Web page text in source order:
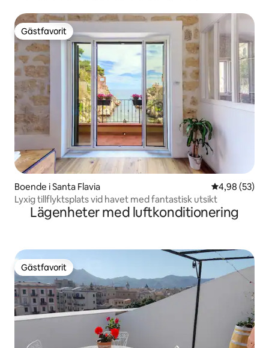
Gästfavorit
Gästfavorit
Boende i Santa Flavia 4,98 av 5 i
4,98 (53)
Lyxig tillflyktsplats vid havet med fantastisk utsikt
Lägenheter med luftkonditionering
Gästfavorit
Gästfavorit